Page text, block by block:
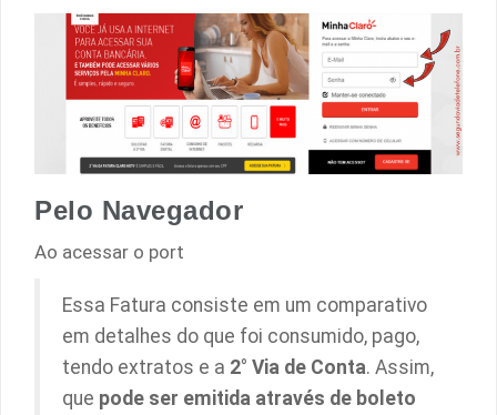
Pelo Navegador
Ao acessar o port
Essa Fatura consiste em um comparativo
em detalhes do que foi consumido, pago,
tendo extratos e a 2° Via de Conta. Assim,
que pode ser emitida através de boleto